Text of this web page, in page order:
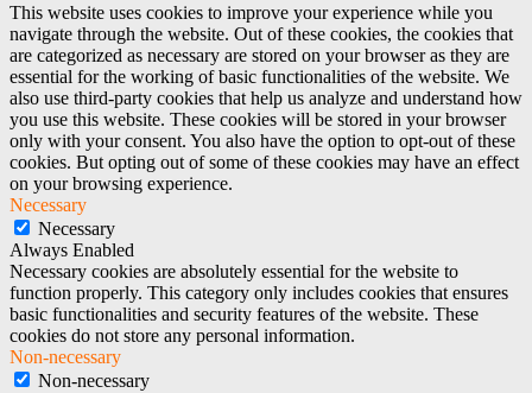
This website uses cookies to improve your experience while you
navigate through the website. Out of these cookies, the cookies that
are categorized as necessary are stored on your browser as they are
essential for the working of basic functionalities of the website. We
also use third-party cookies that help us analyze and understand how
you use this website. These cookies will be stored in your browser
only with your consent. You also have the option to opt-out of these
cookies. But opting out of some of these cookies may have an effect
on your browsing experience.
Necessary
Necessary
Always Enabled
Necessary cookies are absolutely essential for the website to
function properly. This category only includes cookies that ensures
basic functionalities and security features of the website. These
cookies do not store any personal information.
Non-necessary
Non-necessary